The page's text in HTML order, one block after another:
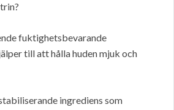
fuktighetsbevarande
till att hålla huden mjuk och
ingrediens som